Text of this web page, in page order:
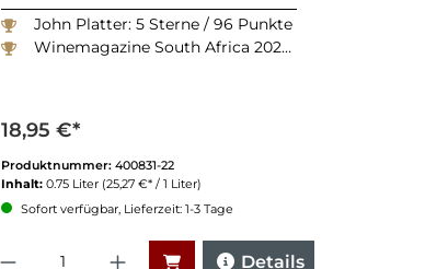
John Platter: 5 Sterne / 96 Punkte
Winemagazine South Africa 2025: 91 Punkte
18,95 €*
Produktnummer: 400831-22
Inhalt: 0.75 Liter (25,27 €* / 1 Liter)
Sofort verfügbar, Lieferzeit: 1-3 Tage
Details